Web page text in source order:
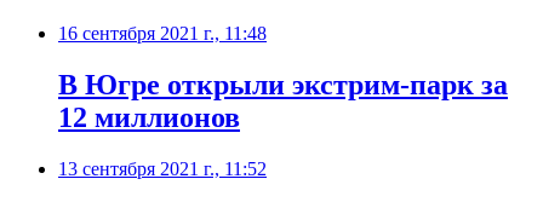
16 сентября 2021 г., 11:48
В Югре открыли экстрим-парк за
12 миллионов
13 сентября 2021 г., 11:52